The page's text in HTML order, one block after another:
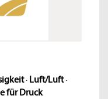
· Luft/Luft·
für Druck